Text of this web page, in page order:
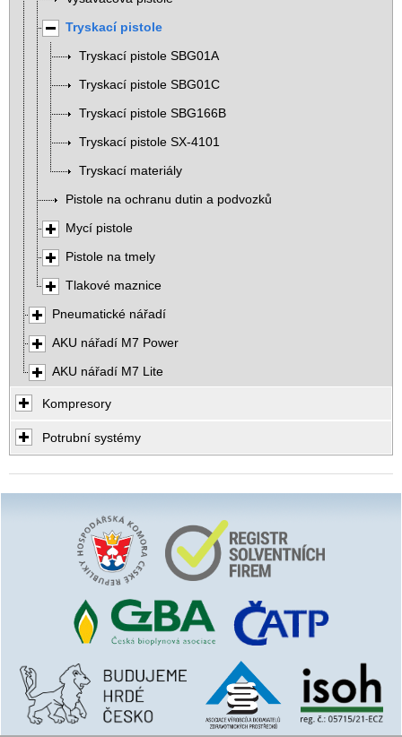
Tryskací pistole
Tryskací pistole SBG01A
Tryskací pistole SBG01C
Tryskací pistole SBG166B
Tryskací pistole SX-4101
Tryskací materiály
Pistole na ochranu dutin a podvozků
Mycí pistole
Pistole na tmely
Tlakové maznice
Pneumatické nářadí
AKU nářadí M7 Power
AKU nářadí M7 Lite
Kompresory
Potrubní systémy